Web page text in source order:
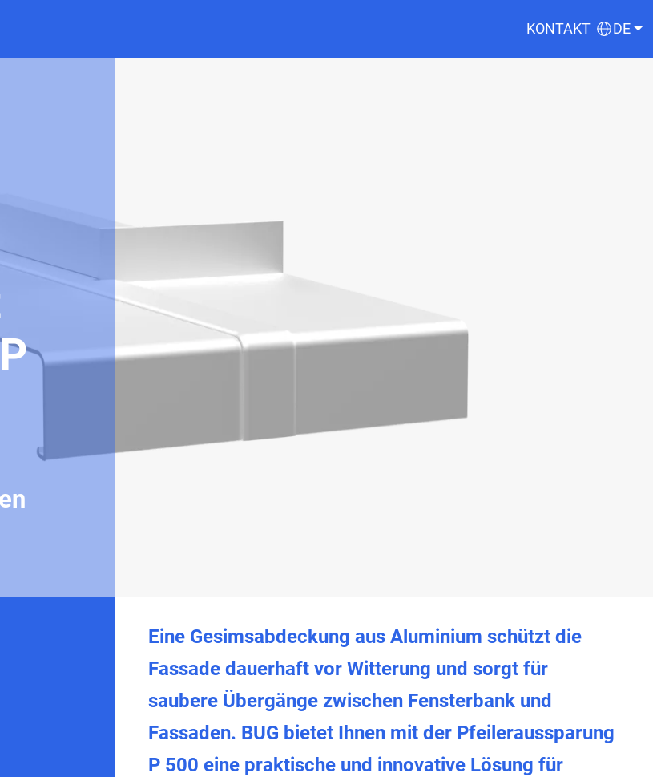
KONTAKT DE
Eine Gesimsabdeckung aus Aluminium schützt die
Fassade dauerhaft vor Witterung und sorgt für
saubere Übergänge zwischen Fensterbank und
Fassaden. BUG bietet Ihnen mit der Pfeileraussparung
P 500 eine praktische und innovative Lösung für